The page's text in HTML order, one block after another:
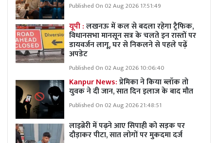
Published On 02 Aug 2026 17:51:49
यूपी :लखनऊ में कल से बदला रहेगा ट्रैफिक,
विधानसभा मानसून सत्र के चलते इन रास्तों पर
डायवर्जन लागू, घर से निकलने से पहले पढ़ें
अपडेट
Published On 02 Aug 2026 10:06:40
Kanpur News:प्रेमिका ने किया ब्लॉक तो
युवक ने दी जान, सात दिन इलाज के बाद मौत
Published On 02 Aug 2026 21:48:51
लाइब्रेरी में पढ़ने आए सिपाही को सड़क पर
दौड़ाकर पीटा, सात लोगों पर मुकदमा दर्ज